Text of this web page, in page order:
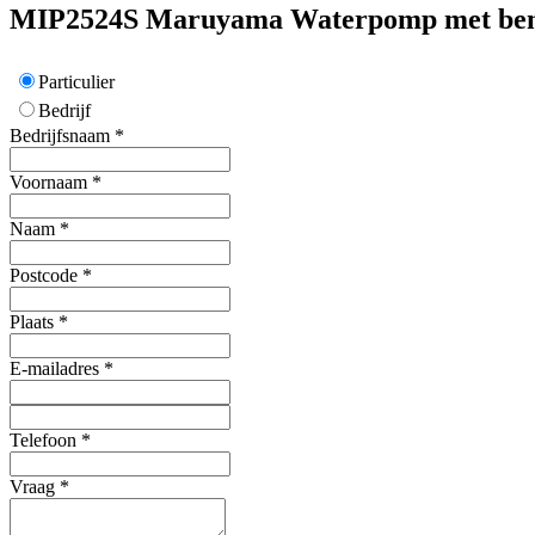
MIP2524S Maruyama Waterpomp met
Particulier
Bedrijf
Bedrijfsnaam *
Voornaam *
Naam *
Postcode *
Plaats *
E-mailadres *
Telefoon *
Vraag *